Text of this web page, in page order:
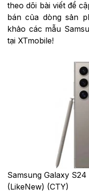
theo dõi bài viết để
bán của dòng sản
khảo các mẫu
tại XTmobile!
Samsung Galaxy
(LikeNew) (CTY)